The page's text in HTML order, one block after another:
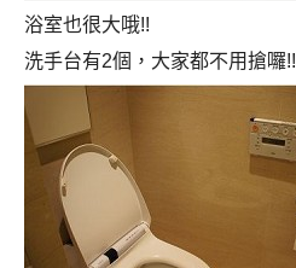
浴室也很大哦!!
洗手台有2個，大家都不用搶囉!!